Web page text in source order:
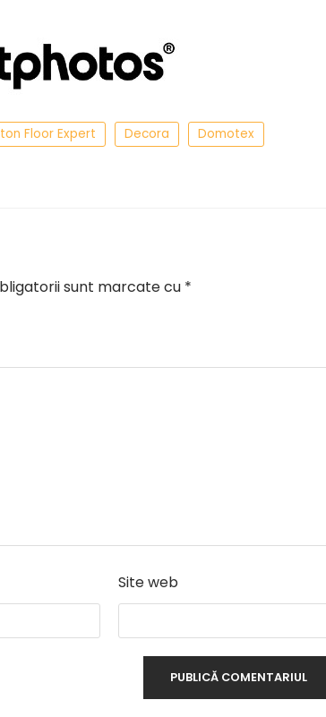
Floor Expert Decora
Domotex
sunt marcate cu *
Site web